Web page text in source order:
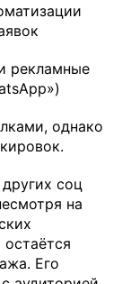
рекламные
однако
соц
на
Его